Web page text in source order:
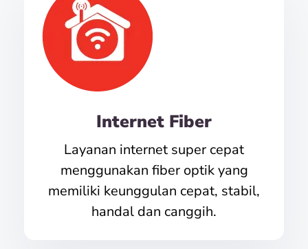
Internet Fiber
Layanan internet super cepat
menggunakan fiber optik yang
memiliki keunggulan cepat, stabil,
handal dan canggih.